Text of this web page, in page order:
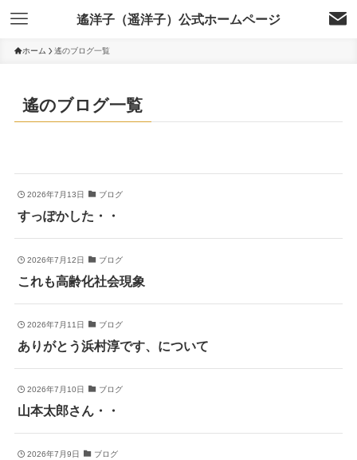
遙洋子（遥洋子）公式ホームページ
ホーム 遙のブログ一覧
遙のブログ一覧
2026年7月13日 ブログ
すっぽかした・・
2026年7月12日 ブログ
これも高齢化社会現象
2026年7月11日 ブログ
ありがとう浜村淳です、について
2026年7月10日 ブログ
山本太郎さん・・
2026年7月9日 ブログ